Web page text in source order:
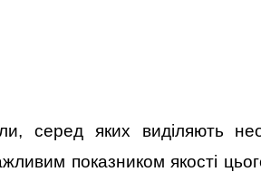
серед яких виділяють
показником якості